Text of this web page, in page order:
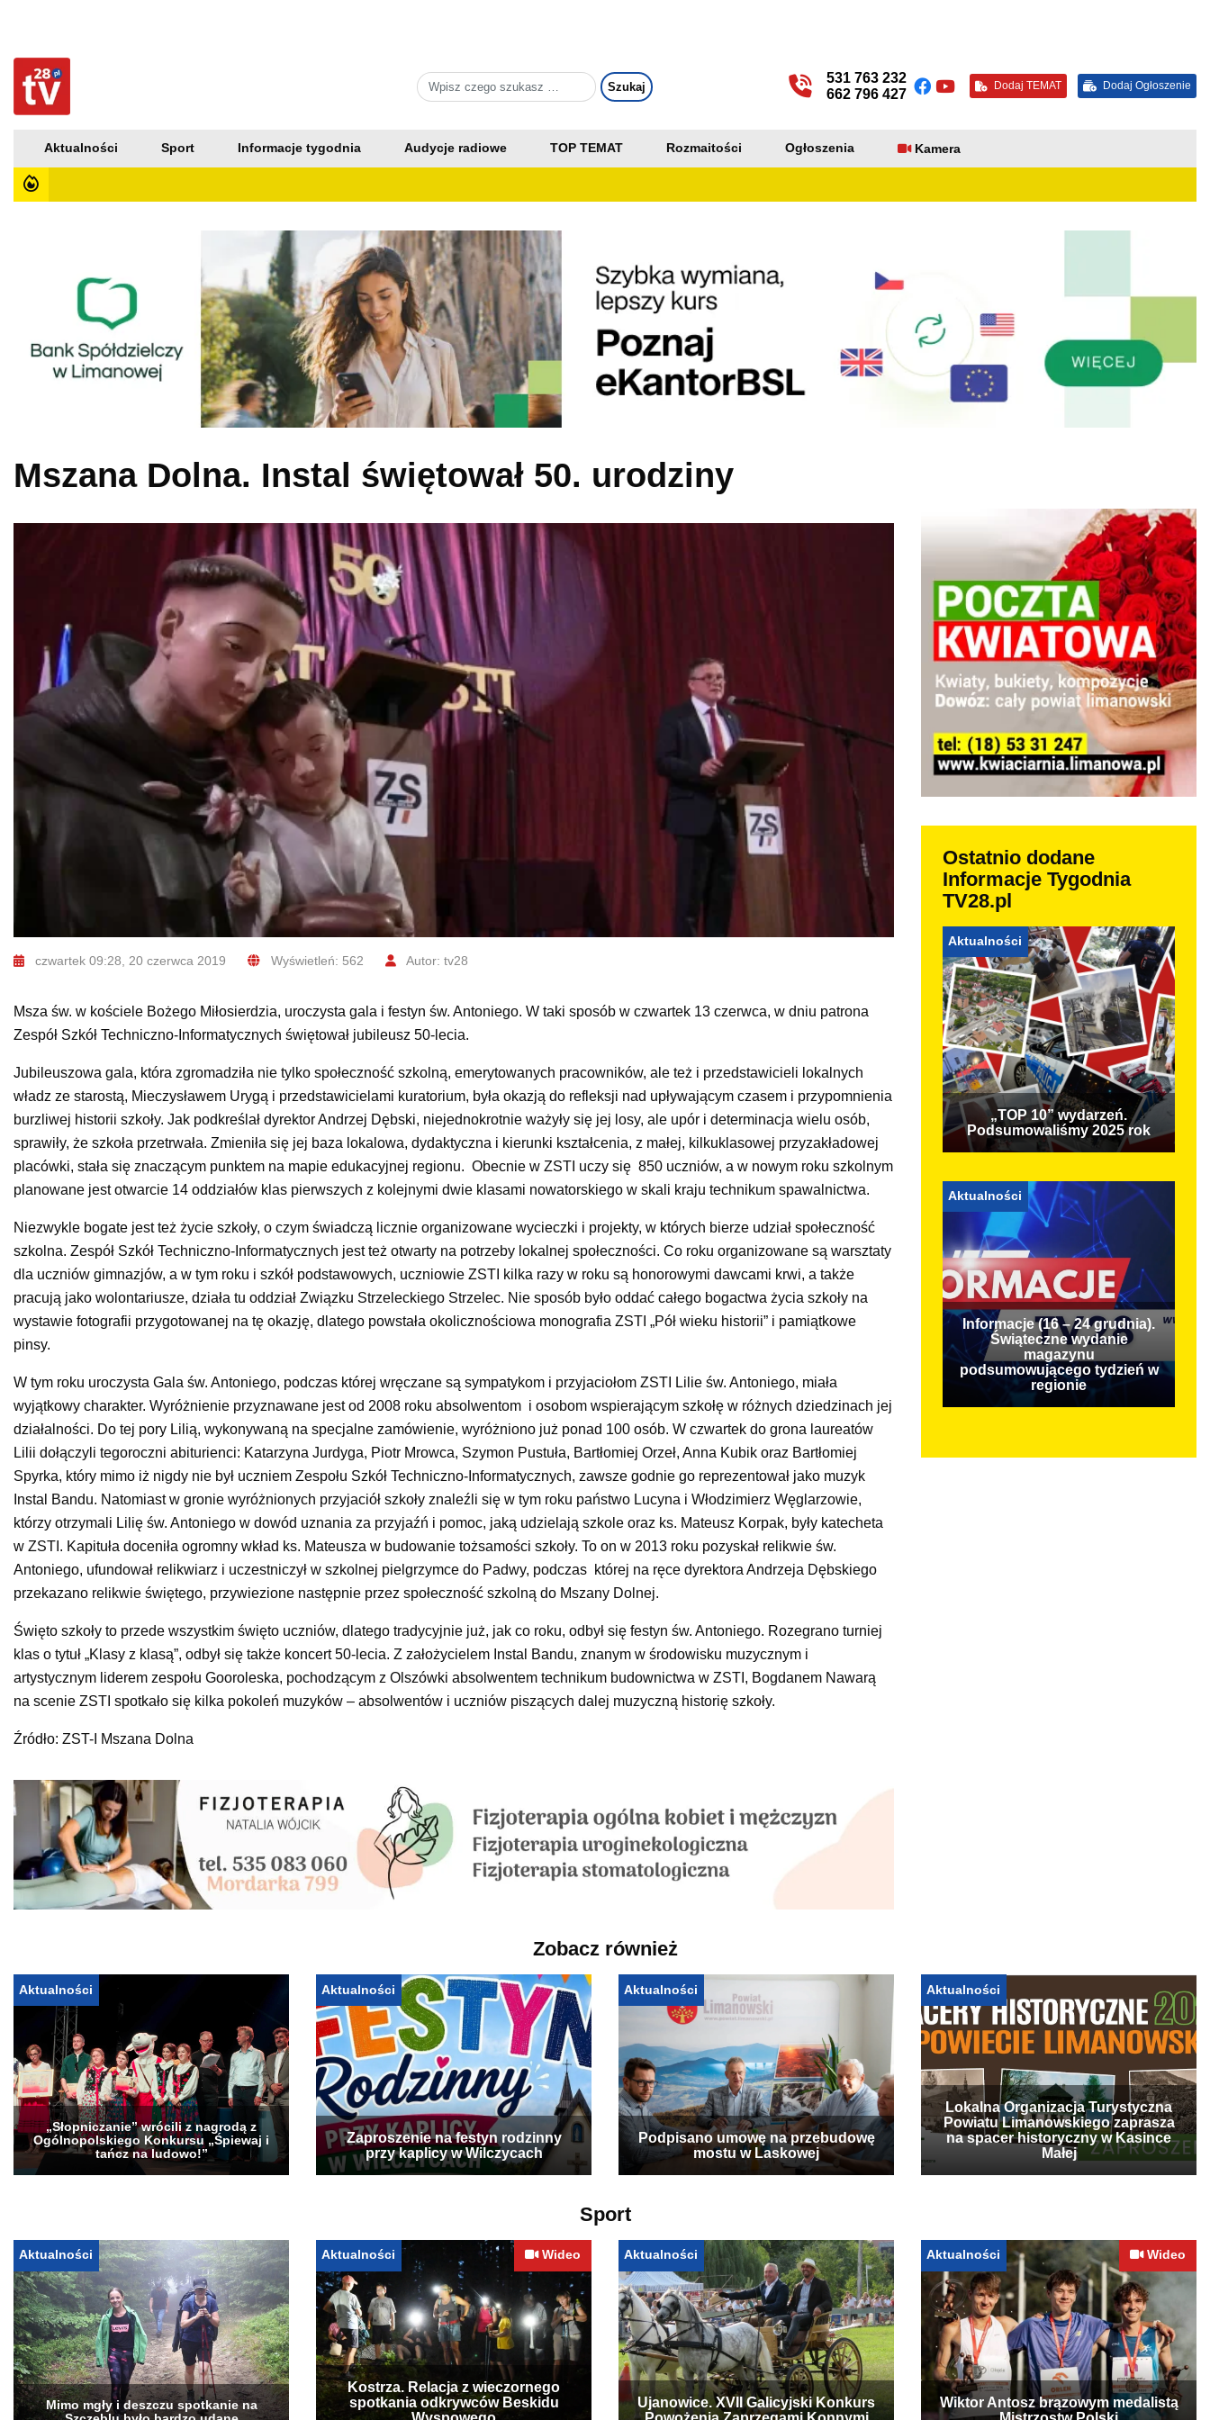
531 763 232
662 796 427
Dodaj TEMAT Dodaj Ogłoszenie
Aktualności Sport Informacje tygodnia Audycje radiowe TOP TEMAT Rozmaitości Ogłoszenia Kamera
Mszana Dolna. Instal świętował 50. urodziny
czwartek 09:28, 20 czerwca 2019 Wyświetleń: 562 Autor: tv28
Msza św. w kościele Bożego Miłosierdzia, uroczysta gala i festyn św. Antoniego. W taki sposób w czwartek 13 czerwca, w dniu patrona
Zespół Szkół Techniczno-Informatycznych świętował jubileusz 50-lecia.
Jubileuszowa gala, która zgromadziła nie tylko społeczność szkolną, emerytowanych pracowników, ale też i przedstawicieli lokalnych
władz ze starostą, Mieczysławem Urygą i przedstawicielami kuratorium, była okazją do refleksji nad upływającym czasem i przypomnienia
burzliwej historii szkoły. Jak podkreślał dyrektor Andrzej Dębski, niejednokrotnie ważyły się jej losy, ale upór i determinacja wielu osób,
sprawiły, że szkoła przetrwała. Zmieniła się jej baza lokalowa, dydaktyczna i kierunki kształcenia, z małej, kilkuklasowej przyzakładowej
placówki, stała się znaczącym punktem na mapie edukacyjnej regionu. Obecnie w ZSTI uczy się 850 uczniów, a w nowym roku szkolnym
planowane jest otwarcie 14 oddziałów klas pierwszych z kolejnymi dwie klasami nowatorskiego w skali kraju technikum spawalnictwa.
Niezwykle bogate jest też życie szkoły, o czym świadczą licznie organizowane wycieczki i projekty, w których bierze udział społeczność
szkolna. Zespół Szkół Techniczno-Informatycznych jest też otwarty na potrzeby lokalnej społeczności. Co roku organizowane są warsztaty
dla uczniów gimnazjów, a w tym roku i szkół podstawowych, uczniowie ZSTI kilka razy w roku są honorowymi dawcami krwi, a także
pracują jako wolontariusze, działa tu oddział Związku Strzeleckiego Strzelec. Nie sposób było oddać całego bogactwa życia szkoły na
wystawie fotografii przygotowanej na tę okazję, dlatego powstała okolicznościowa monografia ZSTI „Pół wieku historii” i pamiątkowe
pinsy.
W tym roku uroczysta Gala św. Antoniego, podczas której wręczane są sympatykom i przyjaciołom ZSTI Lilie św. Antoniego, miała
wyjątkowy charakter. Wyróżnienie przyznawane jest od 2008 roku absolwentom i osobom wspierającym szkołę w różnych dziedzinach jej
działalności. Do tej pory Lilią, wykonywaną na specjalne zamówienie, wyróżniono już ponad 100 osób. W czwartek do grona laureatów
Lilii dołączyli tegoroczni abiturienci: Katarzyna Jurdyga, Piotr Mrowca, Szymon Pustuła, Bartłomiej Orzeł, Anna Kubik oraz Bartłomiej
Spyrka, który mimo iż nigdy nie był uczniem Zespołu Szkół Techniczno-Informatycznych, zawsze godnie go reprezentował jako muzyk
Instal Bandu. Natomiast w gronie wyróżnionych przyjaciół szkoły znaleźli się w tym roku państwo Lucyna i Włodzimierz Węglarzowie,
którzy otrzymali Lilię św. Antoniego w dowód uznania za przyjaźń i pomoc, jaką udzielają szkole oraz ks. Mateusz Korpak, były katecheta
w ZSTI. Kapituła doceniła ogromny wkład ks. Mateusza w budowanie tożsamości szkoły. To on w 2013 roku pozyskał relikwie św.
Antoniego, ufundował relikwiarz i uczestniczył w szkolnej pielgrzymce do Padwy, podczas której na ręce dyrektora Andrzeja Dębskiego
przekazano relikwie świętego, przywiezione następnie przez społeczność szkolną do Mszany Dolnej.
Święto szkoły to przede wszystkim święto uczniów, dlatego tradycyjnie już, jak co roku, odbył się festyn św. Antoniego. Rozegrano turniej
klas o tytuł „Klasy z klasą”, odbył się także koncert 50-lecia. Z założycielem Instal Bandu, znanym w środowisku muzycznym i
artystycznym liderem zespołu Gooroleska, pochodzącym z Olszówki absolwentem technikum budownictwa w ZSTI, Bogdanem Nawarą
na scenie ZSTI spotkało się kilka pokoleń muzyków – absolwentów i uczniów piszących dalej muzyczną historię szkoły.
Źródło: ZST-I Mszana Dolna
Ostatnio dodane
Informacje Tygodnia
TV28.pl
Aktualności
„TOP 10” wydarzeń.
Podsumowaliśmy 2025 rok
Aktualności
Informacje (16 – 24 grudnia).
Świąteczne wydanie
magazynu
podsumowującego tydzień w
regionie
Zobacz również
Aktualności
„Słopniczanie” wrócili z nagrodą z
Ogólnopolskiego Konkursu „Śpiewaj i
tańcz na ludowo!”
Aktualności
Zaproszenie na festyn rodzinny
przy kaplicy w Wilczycach
Aktualności
Podpisano umowę na przebudowę
mostu w Laskowej
Aktualności
Lokalna Organizacja Turystyczna
Powiatu Limanowskiego zaprasza
na spacer historyczny w Kasince
Małej
Sport
Aktualności
Mimo mgły i deszczu spotkanie na
Aktualności Wideo
Kostrza. Relacja z wieczornego
spotkania odkrywców Beskidu
Aktualności
Ujanowice. XVII Galicyjski Konkurs
Aktualności Wideo
Wiktor Antosz brązowym medalistą